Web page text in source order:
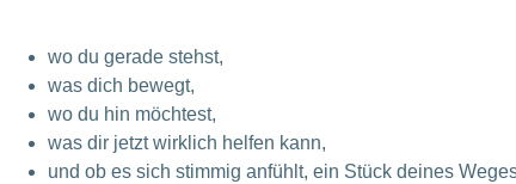
wo du gerade stehst,
was dich bewegt,
wo du hin möchtest,
was dir jetzt wirklich helfen kann,
und ob es sich stimmig anfühlt, ein Stück deines